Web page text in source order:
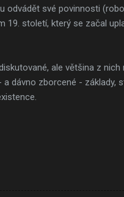
odvádět své povinnosti
19. století, který se začal
ale většina z nich
dávno zborcené - základy,